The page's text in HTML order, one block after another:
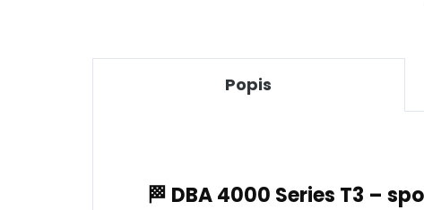
Popis
🏁 DBA 4000 Series T3 –